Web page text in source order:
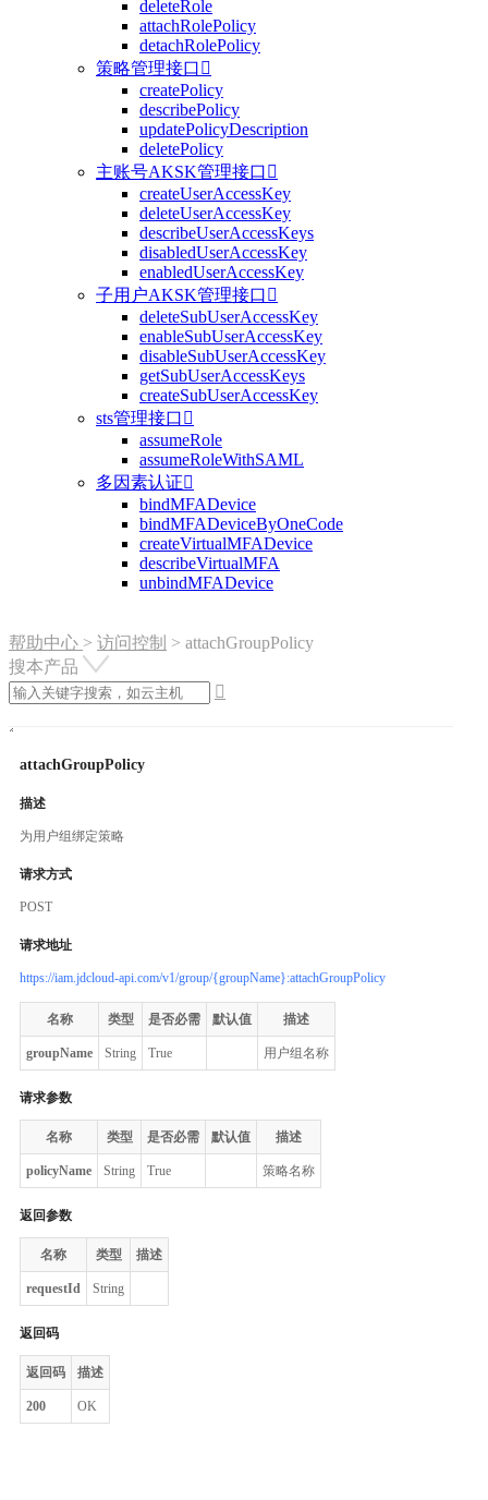
deleteRole
attachRolePolicy
detachRolePolicy
策略管理接口 
createPolicy
describePolicy
updatePolicyDescription
deletePolicy
主账号AKSK管理接口 
createUserAccessKey
deleteUserAccessKey
describeUserAccessKeys
disabledUserAccessKey
enabledUserAccessKey
子用户AKSK管理接口 
deleteSubUserAccessKey
enableSubUserAccessKey
disableSubUserAccessKey
getSubUserAccessKeys
createSubUserAccessKey
sts管理接口 
assumeRole
assumeRoleWithSAML
多因素认证
bindMFADevice
bindMFADeviceByOneCode
createVirtualMFADevice
describeVirtualMFA
unbindMFADevice
帮助中心 > 访问控制 > attachGroupPolicy
搜本产品

attachGroupPolicy
描述
为用户组绑定策略
请求方式
POST
请求地址
https://iam.jdcloud-api.com/v1/group/{groupName}:attachGroupPolicy
名称 类型 是否必需 默认值 描述
groupName String True 用户组名称
请求参数
名称 类型 是否必需 默认值 描述
policyName String True 策略名称
返回参数
名称 类型 描述
requestId String
返回码
返回码 描述
200 OK